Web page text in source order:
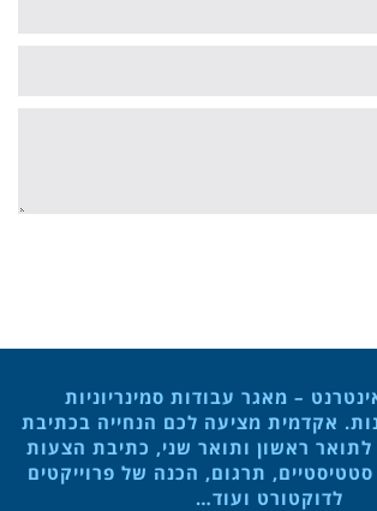
– מאגר עבודות סמינריוניות
אקדמית מציעה לכם הנחייה בכתיבת
לתואר ראשון ותואר שני, כתיבת הצעות
תרגום, הכנה של פרוייקטים
לדוקטורט ועוד…